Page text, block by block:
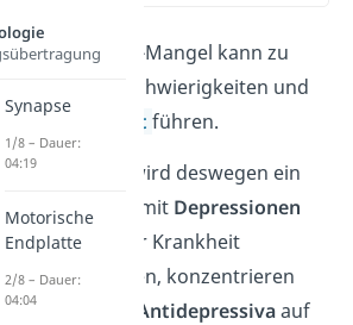
Noradrenalin-Mangel kann zu
Konzentrationsschwierigkeiten und
Antriebslosigkeit führen.
Unter anderem wird deswegen ein
Zusammenhang mit Depressionen
vermutet. Um der Krankheit
entgegenzuwirken, konzentrieren
sich die meisten
Antidepressivaauf
Synapse
1/8 – Dauer:
04:19
Motorische
Endplatte
2/8 – Dauer:
04:04